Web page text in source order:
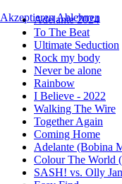
Adelante 2024
To The Beat
Ultimate Seduction
Rock my body
Never be alone
Rainbow
I Believe - 2022
Walking The Wire
Together Again
Coming Home
Adelante (Bobina
Colour The World
SASH! vs. Olly
AkzeptierenAblehnen